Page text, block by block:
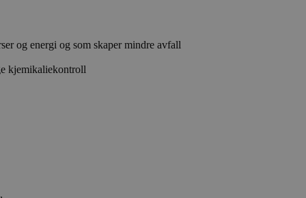
og energi og som skaper mindre avfall
kjemikaliekontroll